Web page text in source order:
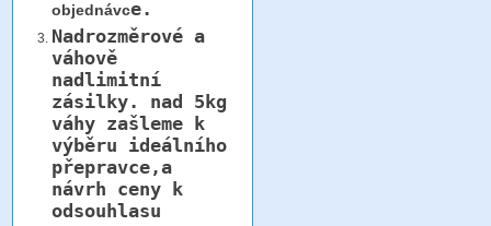
objednávce.
Nadrozměrové a
váhově
nadlimitní
zásilky. nad 5kg
váhy zašleme k
výběru ideálního
přepravce,a
návrh ceny k
odsouhlasu